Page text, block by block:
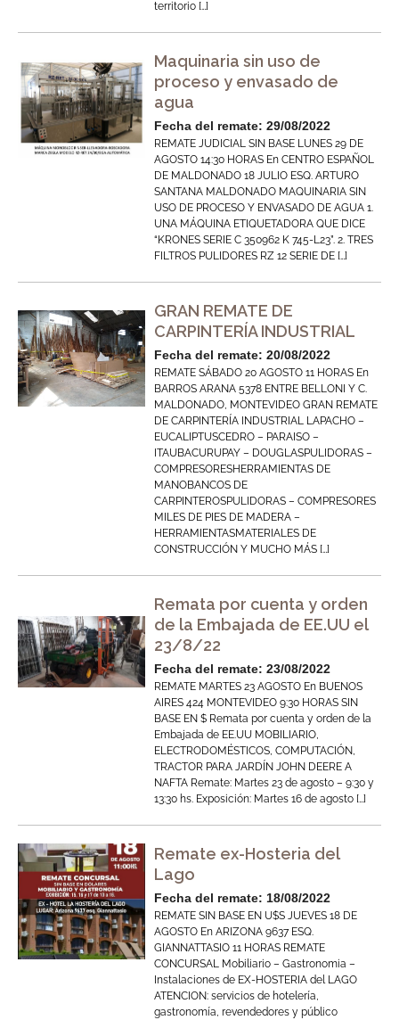
territorio […]
Maquinaria sin uso de
proceso y envasado de
agua
Fecha del remate: 29/08/2022
REMATE JUDICIAL SIN BASE LUNES 29 DE
AGOSTO 14:30 HORAS En CENTRO ESPAÑOL
DE MALDONADO 18 JULIO ESQ. ARTURO
SANTANA MALDONADO MAQUINARIA SIN
USO DE PROCESO Y ENVASADO DE AGUA 1.
UNA MÁQUINA ETIQUETADORA QUE DICE
“KRONES SERIE C 350962 K 745-L23”. 2. TRES
FILTROS PULIDORES RZ 12 SERIE DE […]
GRAN REMATE DE
CARPINTERÍA INDUSTRIAL
Fecha del remate: 20/08/2022
REMATE SÁBADO 20 AGOSTO 11 HORAS En
BARROS ARANA 5378 ENTRE BELLONI Y C.
MALDONADO, MONTEVIDEO GRAN REMATE
DE CARPINTERÍA INDUSTRIAL LAPACHO –
EUCALIPTUSCEDRO – PARAISO –
ITAUBACURUPAY – DOUGLASPULIDORAS –
COMPRESORESHERRAMIENTAS DE
MANOBANCOS DE
CARPINTEROSPULIDORAS – COMPRESORES
MILES DE PIES DE MADERA –
HERRAMIENTASMATERIALES DE
CONSTRUCCIÓN Y MUCHO MÁS […]
Remata por cuenta y orden
de la Embajada de EE.UU el
23/8/22
Fecha del remate: 23/08/2022
REMATE MARTES 23 AGOSTO En BUENOS
AIRES 424 MONTEVIDEO 9:30 HORAS SIN
BASE EN $ Remata por cuenta y orden de la
Embajada de EE.UU MOBILIARIO,
ELECTRODOMÉSTICOS, COMPUTACIÓN,
TRACTOR PARA JARDÍN JOHN DEERE A
NAFTA Remate: Martes 23 de agosto – 9:30 y
13:30 hs. Exposición: Martes 16 de agosto […]
Remate ex-Hosteria del
Lago
Fecha del remate: 18/08/2022
REMATE SIN BASE EN U$S JUEVES 18 DE
AGOSTO En ARIZONA 9637 ESQ.
GIANNATTASIO 11 HORAS REMATE
CONCURSAL Mobiliario – Gastronomia –
Instalaciones de EX-HOSTERIA del LAGO
ATENCION: servicios de hotelería,
gastronomía, revendedores y público